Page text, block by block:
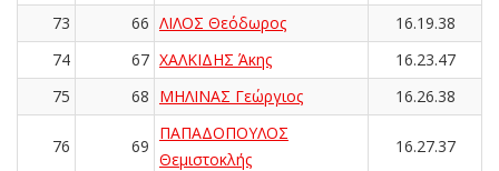
73
66 ΛΙΛΟΣ Θεόδωρος
16.19.38
74
67 ΧΑΛΚΙΔΗΣ Άκης
16.23.47
75
68 ΜΗΛΙΝΑΣ Γεώργιος 16.26.38
76 69
ΠΑΠΑΔΟΠΟΥΛΟΣ
Θεμιστοκλής
16.27.37